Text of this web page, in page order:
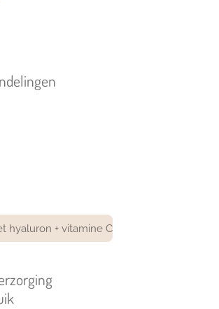
hyaluron + vitamine C